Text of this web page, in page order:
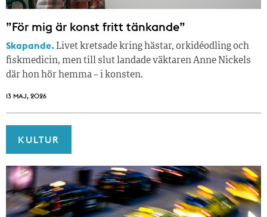
”För mig är konst fritt tänkande”
Skapande. Livet kretsade kring hästar, orkidéodling och
fiskmedicin, men till slut landade väktaren Anne Nickels
där hon hör hemma – i konsten.
13 MAJ, 2026
KULTUR